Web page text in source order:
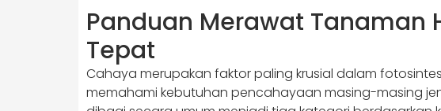
Panduan Merawat Tanaman
Tepat
Cahaya merupakan faktor paling krusial dalam
memahami kebutuhan pencahayaan masing-masing